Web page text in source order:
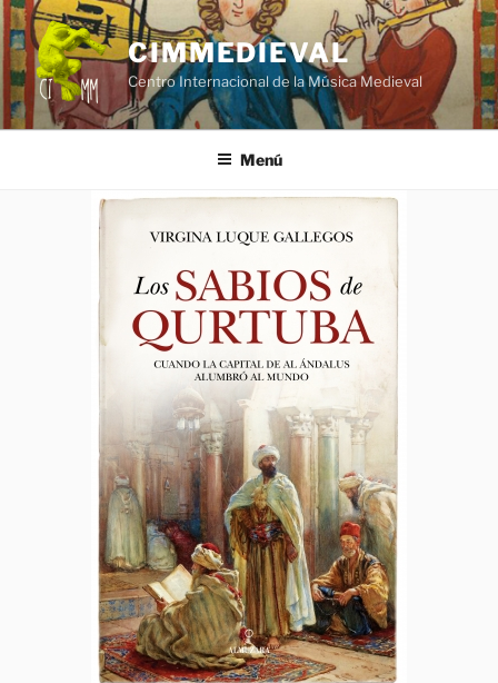
Saltar
al
contenido
CIMMEDIEVAL
Centro Internacional de la Música Medieval
Menú